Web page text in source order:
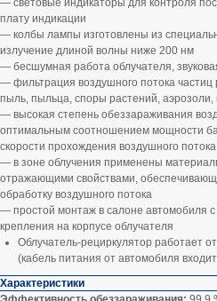
— световые индикаторы для контроля
плату индикации
— колбы лампы изготовлены из
излучение длиной волны ниже 200 нм
— бесшумная работа облучателя,
— фильтрация воздушного потока
пыль, пыльца, споры растений,
— высокая степень обеззараживания
оптимальным соотношением мощности
скорости прохождения воздушного потока
— в зоне облучения применены
отражающими свойствами,
обработку воздушного потока
— простой монтаж в салоне автомобиля
крепления на корпусе облучателя
Облучатель-рециркулятор работает
(кабель питания от автомобиля
Характеристики